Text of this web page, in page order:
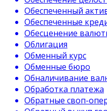
Обеспеченный
Обеспеченные
Обесценение
Облигация
Обменный курс
Обменные бюро
Обналичивание
Обработка платежа
Обратные своп-